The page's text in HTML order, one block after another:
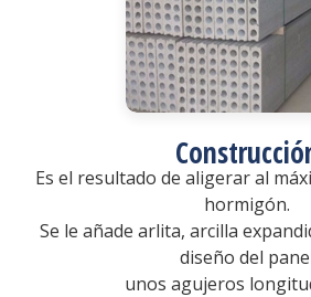
Es el resultado de aligerar al
hormigón.
Se le añade arlita, arcilla
diseño del
unos agujeros